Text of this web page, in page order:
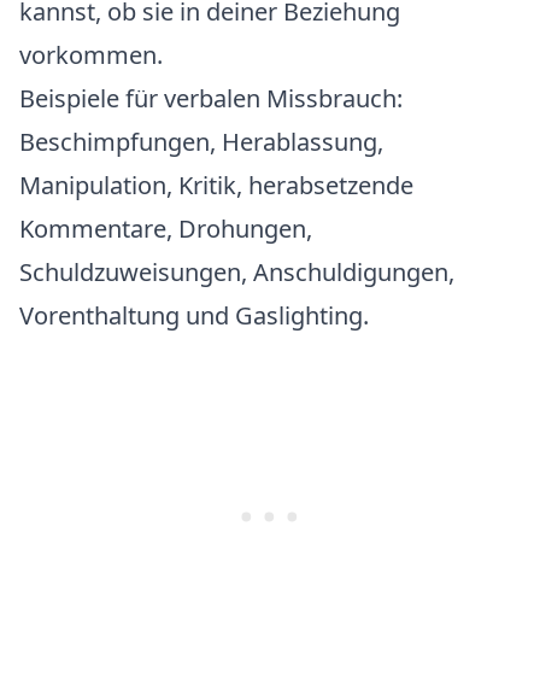
kannst, ob sie in deiner Beziehung
vorkommen.
Beispiele für verbalen Missbrauch:
Beschimpfungen, Herablassung,
Manipulation, Kritik, herabsetzende
Kommentare, Drohungen,
Schuldzuweisungen, Anschuldigungen,
Vorenthaltung und Gaslighting.